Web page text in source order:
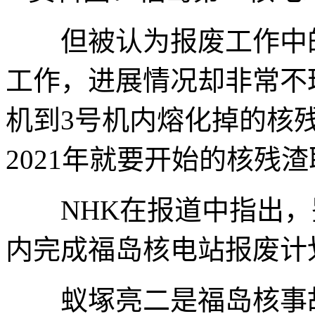
但被认为报废工作中
工作，进展情况却非常
机到3号机内熔化掉的核
2021年就要开始的核残
NHK在报道中指出，
内完成福岛核电站报废
蚁塚亮二是福岛核事